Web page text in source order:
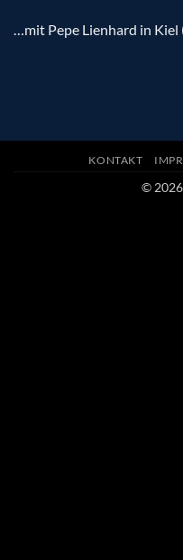
…mit Pepe Lienhard in Kiel
KONTAKT
© 2026